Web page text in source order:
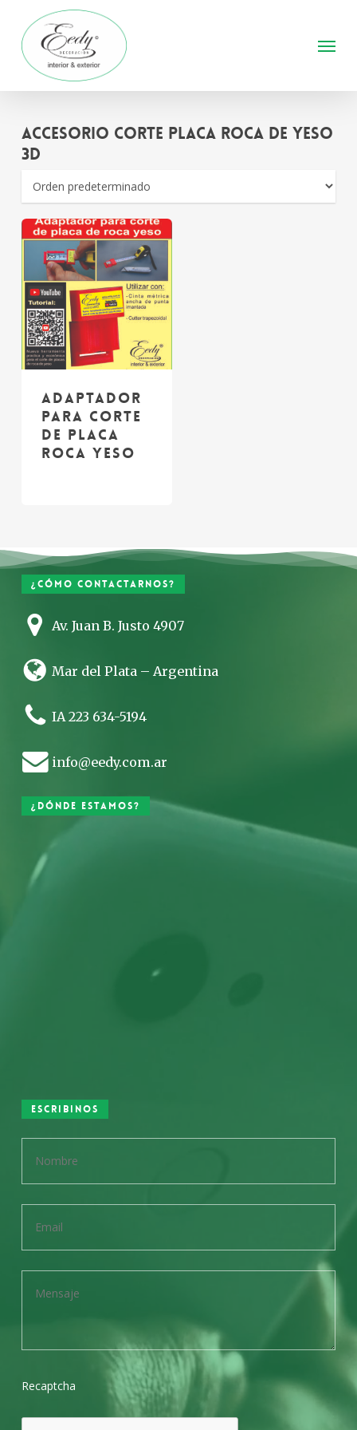
main
content
Menu
Accesorio Corte Placa Roca de Yeso
3D
adaptador
para corte
de placa
roca yeso
¿Cómo contactarnos?
Av. Juan B. Justo 4907
Mar del Plata – Argentina
IA 223 634-5194
info@eedy.com.ar
¿Dónde estamos?
Escribinos
Recaptcha